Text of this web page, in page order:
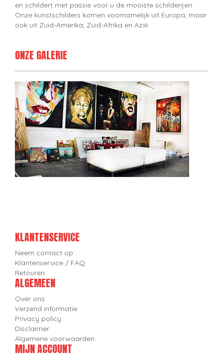
en schildert met passie voor u de mooiste schilderijen.
Onze kunstschilders komen voornamelijk uit Europa, maar
ook uit Zuid-Amerika, Zuid-Afrika en Azië.
ONZE GALERIE
KLANTENSERVICE
Neem contact op
Klantenservice / FAQ
Retouren
ALGEMEEN
Over ons
Verzend informatie
Privacy policy
Disclaimer
Algemene voorwaarden
MIJN ACCOUNT